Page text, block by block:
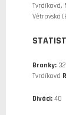
Tvrdíková,
Větrovská
Branky:
Tvrdíková
Diváci: 40